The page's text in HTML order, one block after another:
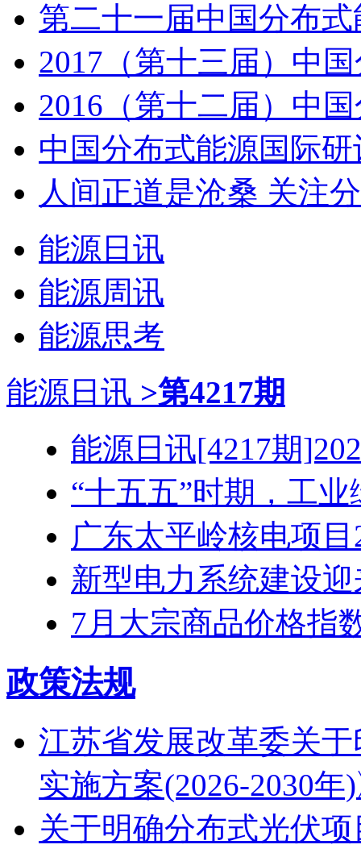
第二十一届中国分布
2017（第十三届）中
2016（第十二届）中
中国分布式能源国际
人间正道是沧桑 关注
能源日讯
能源周讯
能源思考
能源日讯 >第4217期
能源日讯[4217期
“十五五”时期，工业
广东太平岭核电项
新型电力系统建设迎
7月大宗商品价格指
政策法规
江苏省发展改革委关
实施方案(2026-2030年
关于明确分布式光伏